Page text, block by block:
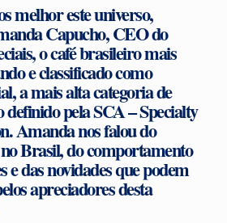
melhor este universo,
Capucho, CEO do
o café brasileiro mais
e classificado como
a mais alta categoria de
pela SCA – Specialty
Amanda nos falou do
Brasil, do comportamento
e das novidades que podem
apreciadores desta